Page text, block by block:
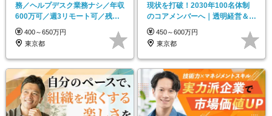
務／ヘルプデスク業務ナシ／年収
600万可／週3リモート可／残業
月1～2h程
400～650万円
東京都
現状を打破！2030年100名体制
のコアメンバーへ｜透明経営＆ホ
ワイトな環境
450～600万円
東京都